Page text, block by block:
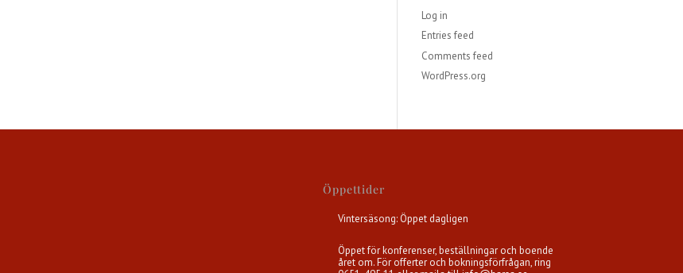
Log in
Entries feed
Comments feed
WordPress.org
Öppettider
Vintersäsong: Öppet dagligen
Öppet för konferenser, beställningar och boende
året om. För offerter och bokningsförfrågan, ring